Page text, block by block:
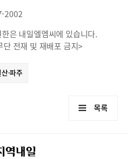
2002
은 내일엘엠씨에 있습니다.
전재 및 재배포 금지>
·파주
목록